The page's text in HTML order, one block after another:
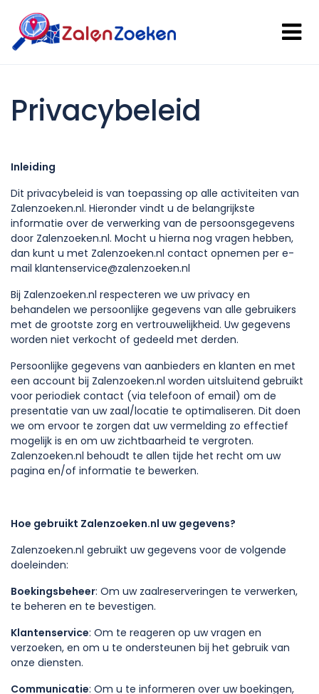
Privacybeleid
Inleiding
Dit privacybeleid is van toepassing op alle activiteiten van
Zalenzoeken.nl. Hieronder vindt u de belangrijkste
informatie over de verwerking van de persoonsgegevens
door Zalenzoeken.nl. Mocht u hierna nog vragen hebben,
dan kunt u met Zalenzoeken.nl contact opnemen per e-
mail klantenservice@zalenzoeken.nl
Bij Zalenzoeken.nl respecteren we uw privacy en
behandelen we persoonlijke gegevens van alle gebruikers
met de grootste zorg en vertrouwelijkheid. Uw gegevens
worden niet verkocht of gedeeld met derden.
Persoonlijke gegevens van aanbieders en klanten en met
een account bij Zalenzoeken.nl worden uitsluitend gebruikt
voor periodiek contact (via telefoon of email) om de
presentatie van uw zaal/locatie te optimaliseren. Dit doen
we om ervoor te zorgen dat uw vermelding zo effectief
mogelijk is en om uw zichtbaarheid te vergroten.
Zalenzoeken.nl behoudt te allen tijde het recht om uw
pagina en/of informatie te bewerken.
Hoe gebruikt Zalenzoeken.nl uw gegevens?
Zalenzoeken.nl gebruikt uw gegevens voor de volgende
doeleinden:
Boekingsbeheer: Om uw zaalreserveringen te verwerken,
te beheren en te bevestigen.
Klantenservice: Om te reageren op uw vragen en
verzoeken, en om u te ondersteunen bij het gebruik van
onze diensten.
Communicatie: Om u te informeren over uw boekingen,